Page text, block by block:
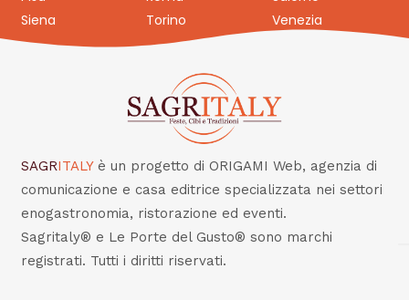
Siena
Torino Venezia
SAGRITALY è un progetto di ORIGAMI Web, agenzia di
comunicazione e casa editrice specializzata nei settori
enogastronomia, ristorazione ed eventi.
Sagritaly® e Le Porte del Gusto® sono marchi
registrati. Tutti i diritti riservati.